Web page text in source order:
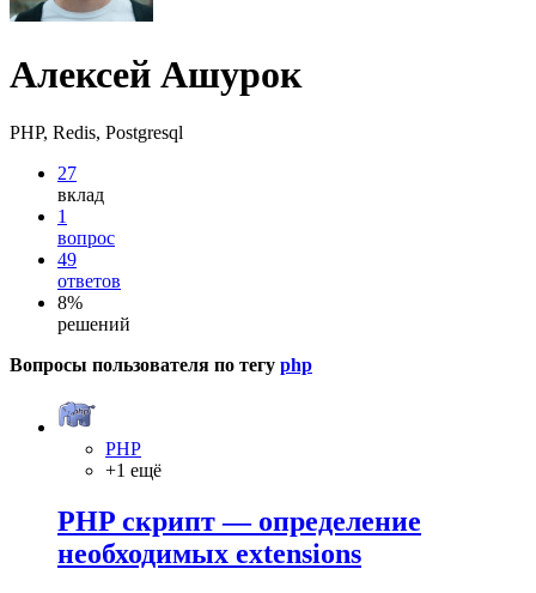
Алексей Ашурок
PHP, Redis, Postgresql
27
вклад
1
вопрос
49
ответов
8%
решений
Вопросы пользователя по тегу php
PHP
+1 ещё
PHP скрипт — определение
необходимых extensions